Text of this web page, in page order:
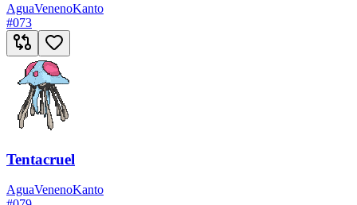
AguaVenenoKanto
#073
Tentacruel
AguaVenenoKanto